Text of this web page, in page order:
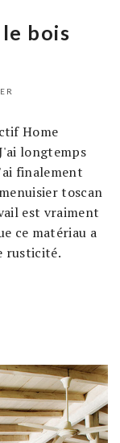
bois
Home
longtemps
finalement
toscan
est vraiment
ce matériau a
rusticité.